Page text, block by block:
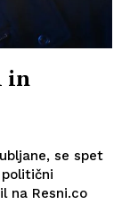
in
se spet
na Resni.co